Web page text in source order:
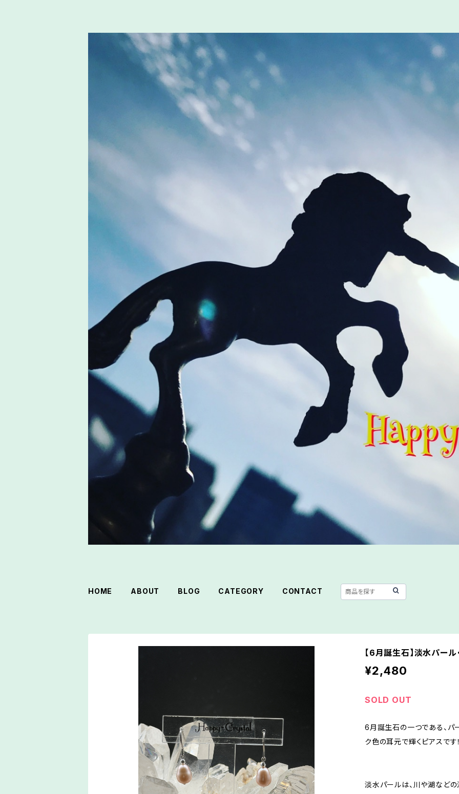
HOME ABOUT BLOG CATEGORY CONTACT
【6月誕生石】淡水パール
¥2,480
SOLD OUT
6月誕生石の一つである、パ
ク色の耳元で輝くピアスです！
淡水パールは、川や湖など